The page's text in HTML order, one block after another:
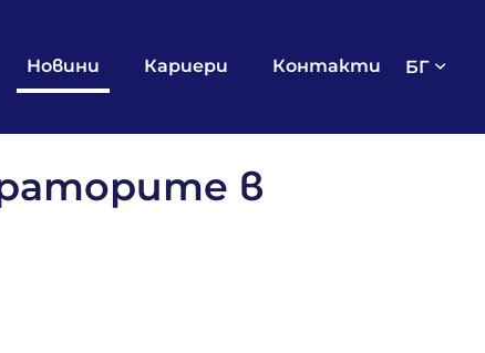
БГ
Новини Кариери Контакти
в